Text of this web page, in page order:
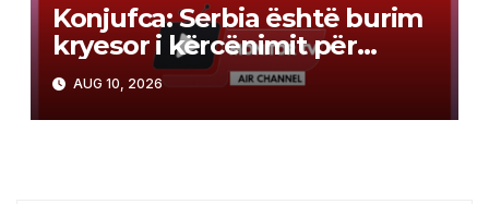
Konjufca: Serbia është burim
kryesor i kërcënimit për
Kosovën
AUG 10, 2026